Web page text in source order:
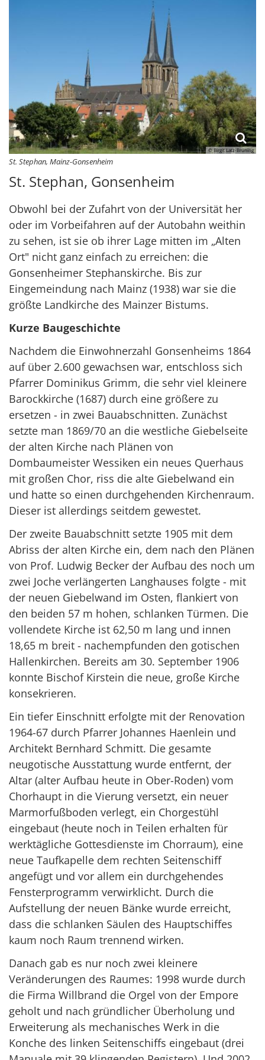
© Birgit Latz-Brüning
St. Stephan, Mainz-Gonsenheim
St. Stephan, Gonsenheim
Obwohl bei der Zufahrt von der Universität her
oder im Vorbeifahren auf der Autobahn weithin
zu sehen, ist sie ob ihrer Lage mitten im „Alten
Ort" nicht ganz einfach zu erreichen: die
Gonsenheimer Stephanskirche. Bis zur
Eingemeindung nach Mainz (1938) war sie die
größte Landkirche des Mainzer Bistums.
Kurze Baugeschichte
Nachdem die Einwohnerzahl Gonsenheims 1864
auf über 2.600 gewachsen war, entschloss sich
Pfarrer Dominikus Grimm, die sehr viel kleinere
Barockkirche (1687) durch eine größere zu
ersetzen - in zwei Bauabschnitten. Zunächst
setzte man 1869/70 an die westliche Giebelseite
der alten Kirche nach Plänen von
Dombaumeister Wessiken ein neues Querhaus
mit großen Chor, riss die alte Giebelwand ein
und hatte so einen durchgehenden Kirchenraum.
Dieser ist allerdings seitdem gewestet.
Der zweite Bauabschnitt setzte 1905 mit dem
Abriss der alten Kirche ein, dem nach den Plänen
von Prof. Ludwig Becker der Aufbau des noch um
zwei Joche verlängerten Langhauses folgte - mit
der neuen Giebelwand im Osten, flankiert von
den beiden 57 m hohen, schlanken Türmen. Die
vollendete Kirche ist 62,50 m lang und innen
18,65 m breit - nachempfunden den gotischen
Hallenkirchen. Bereits am 30. September 1906
konnte Bischof Kirstein die neue, große Kirche
konsekrieren.
Ein tiefer Einschnitt erfolgte mit der Renovation
1964-67 durch Pfarrer Johannes Haenlein und
Architekt Bernhard Schmitt. Die gesamte
neugotische Ausstattung wurde entfernt, der
Altar (alter Aufbau heute in Ober-Roden) vom
Chorhaupt in die Vierung versetzt, ein neuer
Marmorfußboden verlegt, ein Chorgestühl
eingebaut (heute noch in Teilen erhalten für
werktägliche Gottesdienste im Chorraum), eine
neue Taufkapelle dem rechten Seitenschiff
angefügt und vor allem ein durchgehendes
Fensterprogramm verwirklicht. Durch die
Aufstellung der neuen Bänke wurde erreicht,
dass die schlanken Säulen des Hauptschiffes
kaum noch Raum trennend wirken.
Danach gab es nur noch zwei kleinere
Veränderungen des Raumes: 1998 wurde durch
die Firma Willbrand die Orgel von der Empore
geholt und nach gründlicher Überholung und
Erweiterung als mechanisches Werk in die
Konche des linken Seitenschiffs eingebaut (drei